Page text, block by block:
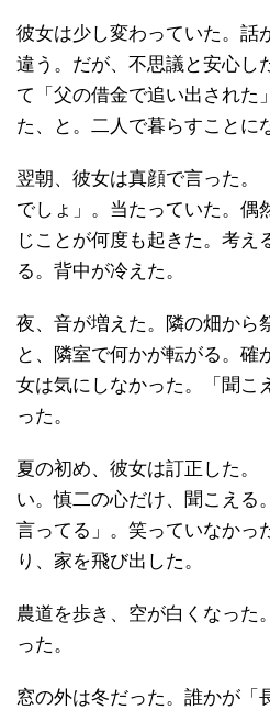
彼女は少し変わっていた。話
違う。だが、不思議と安心し
て「父の借金で追い出された
た、と。二人で暮らすことに
翌朝、彼女は真顔で言った。
でしょ」。当たっていた。偶
じことが何度も起きた。考え
る。背中が冷えた。
夜、音が増えた。隣の畑から
と、隣室で何かが転がる。確
女は気にしなかった。「聞こ
った。
夏の初め、彼女は訂正した。
い。慎二の心だけ、聞こえる
言ってる」。笑っていなかっ
り、家を飛び出した。
農道を歩き、空が白くなった
った。
窓の外は冬だった。誰かが「